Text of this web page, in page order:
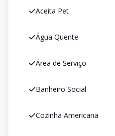
Aceita Pet
Água Quente
Área de Serviço
Banheiro Social
Cozinha Americana